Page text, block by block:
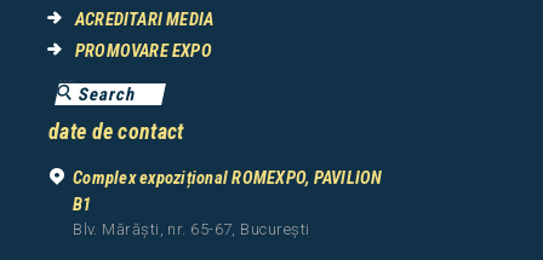
ACREDITARI MEDIA
PROMOVARE EXPO
date de contact
Complex expozițional ROMEXPO, PAVILION
B1
Blv. Mărăști, nr. 65-67, București